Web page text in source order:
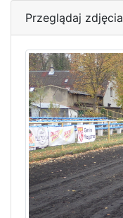
Przeglądaj zdjęcia